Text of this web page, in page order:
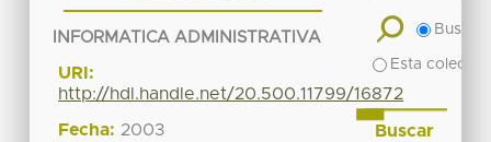
INFORMATICA ADMINISTRATIVA
URI:
http://hdl.handle.net/20.500.11799/16872
Fecha: 2003
Buscar
Esta
Buscar